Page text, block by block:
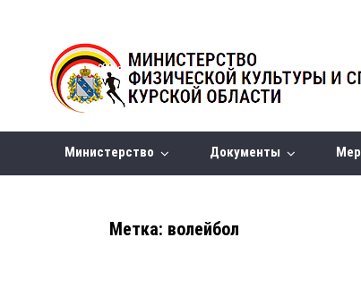
Министерство Документы
Метка: волейбол